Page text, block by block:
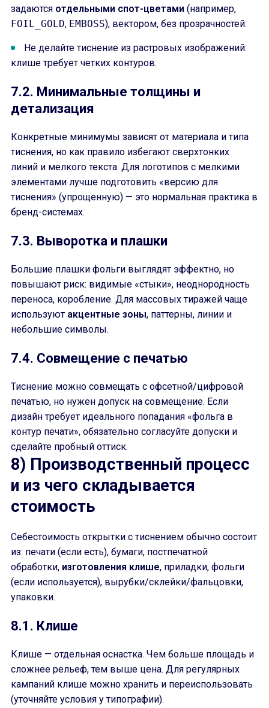
задаются отдельными спот-цветами (например,
FOIL_GOLD, EMBOSS), вектором, без прозрачностей.
Не делайте тиснение из растровых изображений:
клише требует четких контуров.
7.2. Минимальные толщины и
детализация
Конкретные минимумы зависят от материала и типа
тиснения, но как правило избегают сверхтонких
линий и мелкого текста. Для логотипов с мелкими
элементами лучше подготовить «версию для
тиснения» (упрощенную) — это нормальная практика в
бренд-системах.
7.3. Выворотка и плашки
Большие плашки фольги выглядят эффектно, но
повышают риск: видимые «стыки», неоднородность
переноса, коробление. Для массовых тиражей чаще
используют акцентные зоны, паттерны, линии и
небольшие символы.
7.4. Совмещение с печатью
Тиснение можно совмещать с офсетной/цифровой
печатью, но нужен допуск на совмещение. Если
дизайн требует идеального попадания «фольга в
контур печати», обязательно согласуйте допуски и
сделайте пробный оттиск.
8) Производственный процесс
и из чего складывается
стоимость
Себестоимость открытки с тиснением обычно состоит
из: печати (если есть), бумаги, постпечатной
обработки, изготовления клише, приладки, фольги
(если используется), вырубки/склейки/фальцовки,
упаковки.
8.1. Клише
Клише — отдельная оснастка. Чем больше площадь и
сложнее рельеф, тем выше цена. Для регулярных
кампаний клише можно хранить и переиспользовать
(уточняйте условия у типографии).